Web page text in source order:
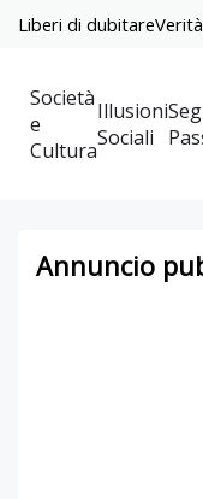
Liberi di dubitare
Società
e
Cultura
Illusioni
Sociali
Annuncio